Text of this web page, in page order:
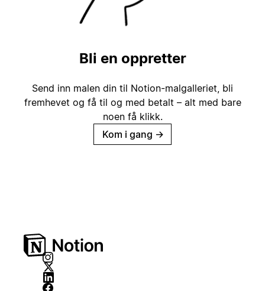
Bli en oppretter
Send inn malen din til Notion-malgalleriet, bli
fremhevet og få til og med betalt – alt med bare
noen få klikk.
Kom i gang →